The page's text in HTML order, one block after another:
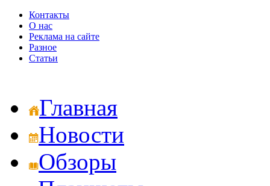
Контакты
О нас
Реклама на сайте
Разное
Статьи
Главная
Новости
Обзоры